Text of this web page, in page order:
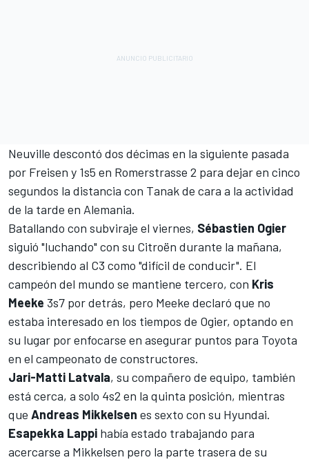
Neuville descontó dos décimas en la siguiente pasada
por Freisen y 1s5 en Romerstrasse 2 para dejar en cinco
segundos la distancia con Tanak de cara a la actividad
de la tarde en Alemania.
Batallando con subviraje el viernes, Sébastien Ogier
siguió "luchando" con su Citroën durante la mañana,
describiendo al C3 como "difícil de conducir". El
campeón del mundo se mantiene tercero, con Kris
Meeke 3s7 por detrás, pero Meeke declaró que no
estaba interesado en los tiempos de Ogier, optando en
su lugar por enfocarse en asegurar puntos para Toyota
en el campeonato de constructores.
Jari-Matti Latvala, su compañero de equipo, también
está cerca, a solo 4s2 en la quinta posición, mientras
que Andreas Mikkelsen es sexto con su Hyundai.
Esapekka Lappi había estado trabajando para
acercarse a Mikkelsen pero la parte trasera de su